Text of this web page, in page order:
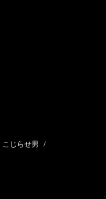
こじらせ男 /